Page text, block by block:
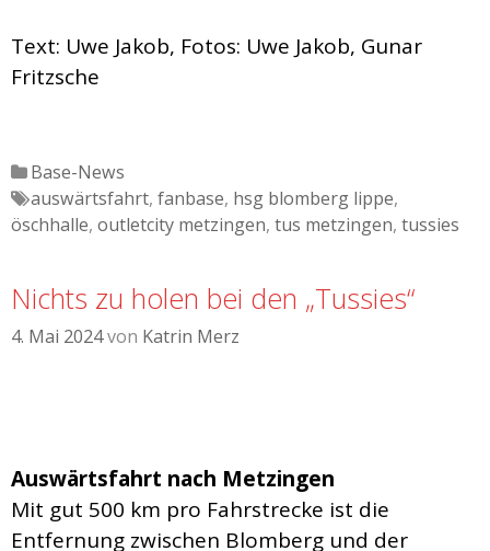
Text: Uwe Jakob, Fotos: Uwe Jakob, Gunar
Fritzsche
Katgeorien
Base-News
Tags
auswärtsfahrt, fanbase, hsg blomberg lippe,
öschhalle, outletcity metzingen, tus metzingen, tussies
Nichts zu holen bei den „Tussies“
4. Mai 2024von Katrin Merz
Auswärtsfahrt nach Metzingen
Mit gut 500 km pro Fahrstrecke ist die
Entfernung zwischen Blomberg und der